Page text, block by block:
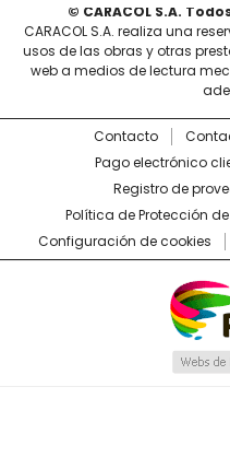
© CARACOL S.A.
CARACOL S.A. realiza una
usos de las obras y otras
web a medios de lectura
Contacto
Pago electrónico
Registro de
Política de Protección
Configuración de cookies